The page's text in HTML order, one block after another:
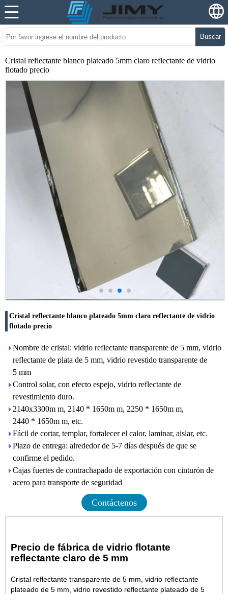
Buscar
Cristal reflectante blanco plateado 5mm claro reflectante de vidrio
flotado precio
Cristal reflectante blanco plateado 5mm claro reflectante de vidrio
flotado precio
Nombre de cristal: vidrio reflectante transparente de 5 mm, vidrio
reflectante de plata de 5 mm, vidrio revestido transparente de
5 mm
Control solar, con efecto espejo, vidrio reflectante de
revestimiento duro.
2140x3300m m, 2140 * 1650m m, 2250 * 1650m m,
2440 * 1650m m, etc.
Fácil de cortar, templar, fortalecer el calor, laminar, aislar, etc.
Plazo de entrega: alrededor de 5-7 días después de que se
confirme el pedido.
Cajas fuertes de contrachapado de exportación con cinturón de
acero para transporte de seguridad
Contáctenos
Precio de fábrica de vidrio flotante
reflectante claro de 5 mm
Cristal reflectante transparente de 5 mm, vidrio reflectante
plateado de 5 mm, vidrio revestido reflectante plateado de 5